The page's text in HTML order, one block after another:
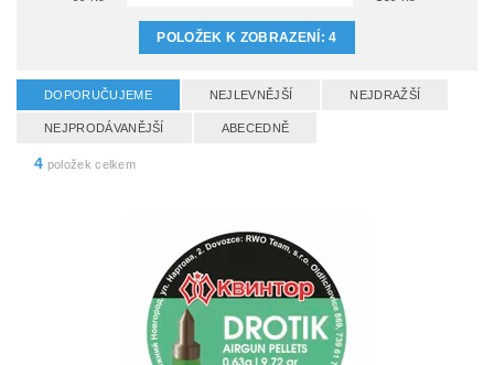
POLOŽEK K ZOBRAZENÍ:4
DOPORUČUJEME NEJLEVNĚJŠÍ NEJDRAŽŠÍ
NEJPRODÁVANĚJŠÍ ABECEDNĚ
4 položek celkem